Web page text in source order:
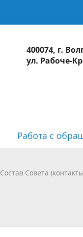
400074, г.
ул. Рабоче-
Коллегия
Годовые отчеты
Видеогалерея
Работа с
Интернет-
Сведения о
Состав Совета